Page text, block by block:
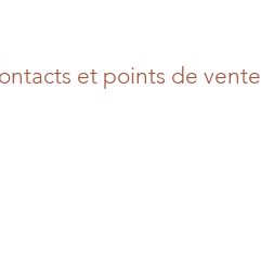
et points de vente